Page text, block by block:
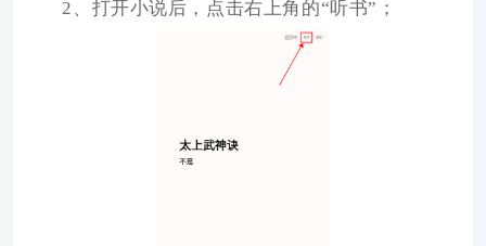
2、打开小说后，点击右上角的“听书”；